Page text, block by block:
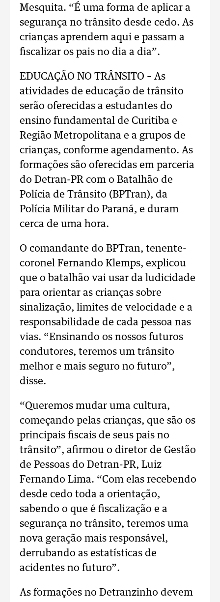
Mesquita. “É uma forma de aplicar a
segurança no trânsito desde cedo. As
crianças aprendem aqui e passam a
fiscalizar os pais no dia a dia”.
EDUCAÇÃO NO TRÂNSITO – As
atividades de educação de trânsito
serão oferecidas a estudantes do
ensino fundamental de Curitiba e
Região Metropolitana e a grupos de
crianças, conforme agendamento. As
formações são oferecidas em parceria
do Detran-PR com o Batalhão de
Polícia de Trânsito (BPTran), da
Polícia Militar do Paraná, e duram
cerca de uma hora.
O comandante do BPTran, tenente-
coronel Fernando Klemps, explicou
que o batalhão vai usar da ludicidade
para orientar as crianças sobre
sinalização, limites de velocidade e a
responsabilidade de cada pessoa nas
vias. “Ensinando os nossos futuros
condutores, teremos um trânsito
melhor e mais seguro no futuro”,
disse.
“Queremos mudar uma cultura,
começando pelas crianças, que são os
principais fiscais de seus pais no
trânsito”, afirmou o diretor de Gestão
de Pessoas do Detran-PR, Luiz
Fernando Lima. “Com elas recebendo
desde cedo toda a orientação,
sabendo o que é fiscalização e a
segurança no trânsito, teremos uma
nova geração mais responsável,
derrubando as estatísticas de
acidentes no futuro”.
As formações no Detranzinho devem